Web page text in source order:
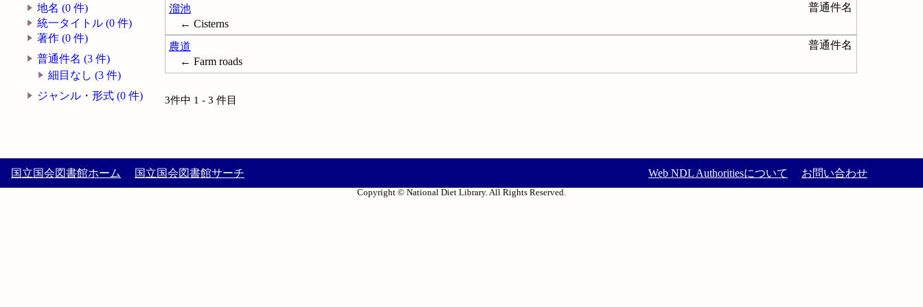
地名 (0 件)
統一タイトル (0 件)
著作 (0 件)
普通件名 (3 件)
細目なし (3 件)
ジャンル・形式 (0 件)
溜池
普通件名
← Cisterns
農道
普通件名
← Farm roads
3件中 1 - 3 件目
国立国会図書館ホーム 国立国会図書館サーチ Web NDL Authoritiesについて お問い合わせ
Copyright © National Diet Library. All Rights Reserved.